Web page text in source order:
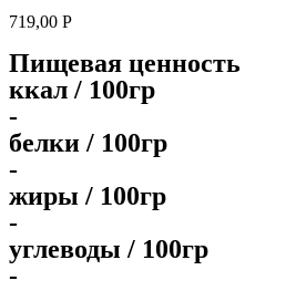
719,00 Р
Пищевая ценность
ккал / 100гр
-
белки / 100гр
-
жиры / 100гр
-
углеводы / 100гр
-